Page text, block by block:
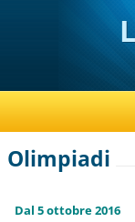
Olimpiadi
Dal 5 ottobre